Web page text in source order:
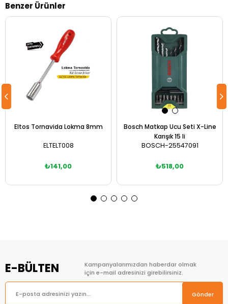
Benzer Ürünler
Eltos Tornavida Lokma 8mm
ELTELT008
₺141,00
Bosch Matkap Ucu Seti X-Line
Karışık 15 li
BOSCH-25547091
₺518,00
E-BÜLTEN
Kampanyalarımızdan haberdar olmak
için e-mail adresinizi girebilirsiniz.
Gönder